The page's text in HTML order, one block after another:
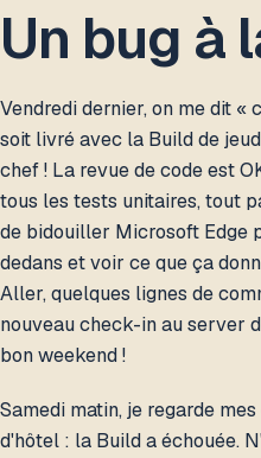
Un bug à
Vendredi dernier, on me dit «
soit livré avec la Build de
chef ! La revue de code est
tous les tests unitaires, tout
de bidouiller Microsoft Edge
dedans et voir ce que ça
Aller, quelques lignes de
nouveau check-in au server
bon weekend !
Samedi matin, je regarde
d'hôtel : la Build a échouée.